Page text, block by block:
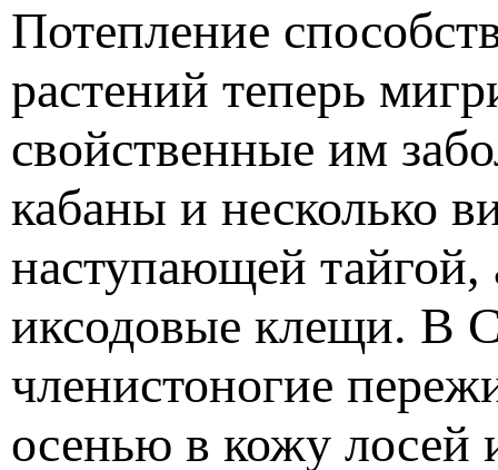
Потепление
растений теперь
свойственные им
кабаны и несколько
наступающей
иксодовые клещи. В
членистоногие
осенью в кожу лосей